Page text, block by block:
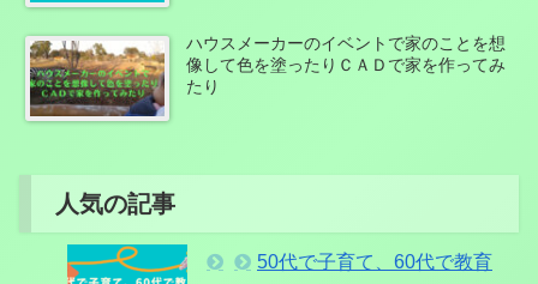
ハウスメーカーのイベントで家のことを想
像して色を塗ったりＣＡＤで家を作ってみ
たり
人気の記事
50代で子育て、60代で教育